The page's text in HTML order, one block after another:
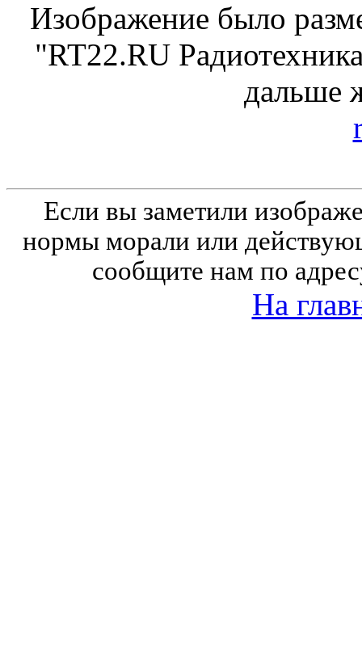
Изображение было
"RT22.RU
дальше
Если вы заметили
нормы морали или
сообщите нам по
На